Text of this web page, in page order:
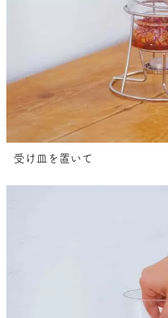
受け皿を置いて